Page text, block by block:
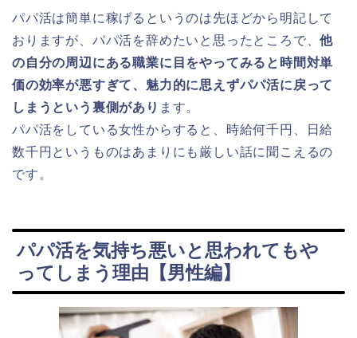
パパ活は簡単に稼げるというのは先ほどから明記して
おりますが、パパ活を辞めたいと思ったところで、他
の自分の周辺にある職業に目をやってみると時間対単
価の効率が悪すぎて、魅力的に思えずパパ活に戻って
しまうという裏側があり ます。
パパ活をしている女性からすると、時給何千円、日給
数千円というものはあまりにも厳しい話に聞こえるの
です。
パパ活を気持ち悪いと思われてもや
ってしまう理由【男性編】